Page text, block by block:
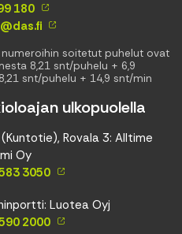
180
soitetut puhelut ovat
8,21 snt/puhelu + 6,9
snt/puhelu + 14,9 snt/min
ulkopuolella
Rovala 3: Alltime
Oy
3050
Luotea Oyj
2000